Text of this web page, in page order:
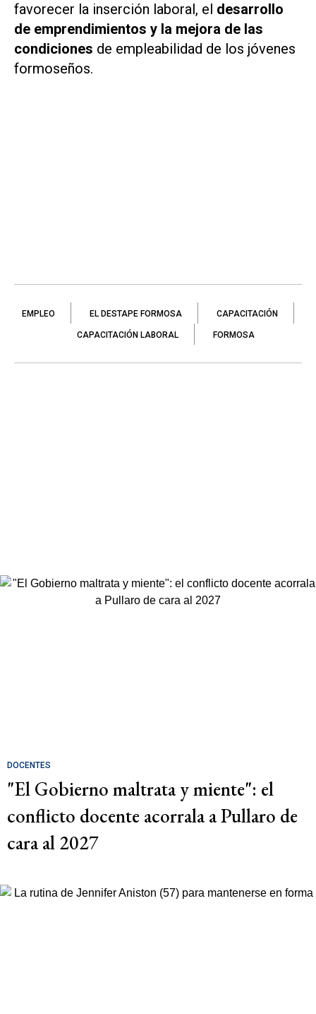
favorecer la inserción laboral, el desarrollo
de emprendimientos y la mejora de las
condiciones de empleabilidad de los jóvenes
formoseños.
EMPLEO EL DESTAPE FORMOSA CAPACITACIÓN
CAPACITACIÓN LABORAL FORMOSA
DOCENTES
"El Gobierno maltrata y miente": el
conflicto docente acorrala a Pullaro de
cara al 2027